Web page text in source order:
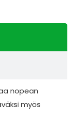
nopean
myös